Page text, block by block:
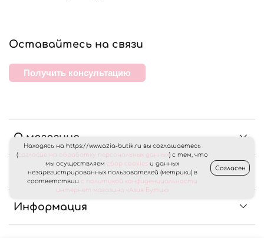
О магазине
Клиентам
Информация
Оставайтесь на связи
Получить консультацию
Находясь на https://www.azia-butik.ru вы соглашаетесь
(согласие на обработку персональных данных) с тем, что
мы осуществляем сбор cookies и данных
незарегистрированных пользователей (метрики) в
соответствии с политикой конфиденциальности
интернет магазина «Азия Бутик»
Согласен